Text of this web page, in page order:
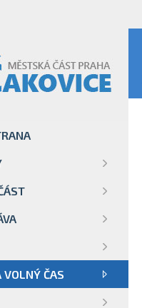
VOLNÝ ČAS